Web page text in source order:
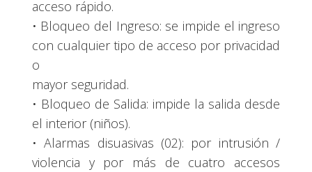
acceso rápido.
• Bloqueo del Ingreso: se impide el ingreso
con cualquier tipo de acceso por privacidad
o
mayor seguridad.
• Bloqueo de Salida: impide la salida desde
el interior (niños).
• Alarmas disuasivas (02): por intrusión /
violencia y por más de cuatro accesos